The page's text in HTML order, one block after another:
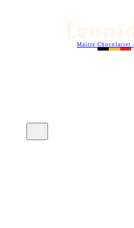
Maitre Chocolatier